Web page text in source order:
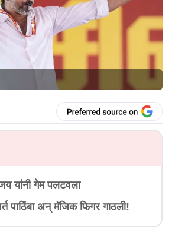
यांनी गेम पलटवला
पाठिंबा अन् मॅजिक फिगर गाठली!